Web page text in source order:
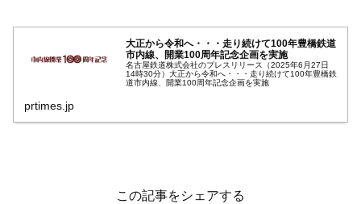
大正から令和へ・・・走り続けて100年豊橋鉄道
市内線、開業100周年記念企画を実施
名古屋鉄道株式会社のプレスリリース（2025年6月27日
14時30分）大正から令和へ・・・走り続けて100年豊橋鉄
道市内線、開業100周年記念企画を実施
prtimes.jp
この記事をシェアする